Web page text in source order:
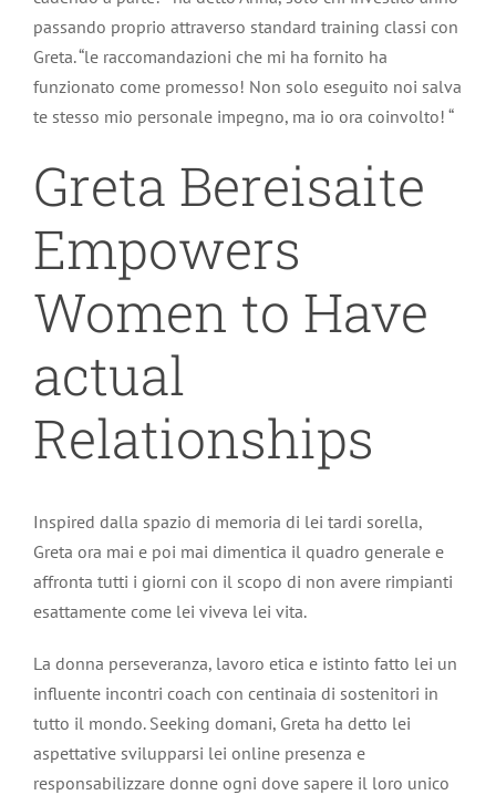
passando proprio attraverso standard training classi con
Greta. “le raccomandazioni che mi ha fornito ha
funzionato come promesso! Non solo eseguito noi salva
te stesso mio personale impegno, ma io ora coinvolto! “
Greta Bereisaite
Empowers
Women to Have
actual
Relationships
Inspired dalla spazio di memoria di lei tardi sorella,
Greta ora mai e poi mai dimentica il quadro generale e
affronta tutti i giorni con il scopo di non avere rimpianti
esattamente come lei viveva lei vita.
La donna perseveranza, lavoro etica e istinto fatto lei un
influente incontri coach con centinaia di sostenitori in
tutto il mondo. Seeking domani, Greta ha detto lei
aspettative svilupparsi lei online presenza e
responsabilizzare donne ogni dove sapere il loro unico